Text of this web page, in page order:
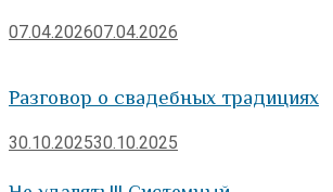
07.04.202607.04.2026
Разговор о свадебных традициях
30.10.202530.10.2025